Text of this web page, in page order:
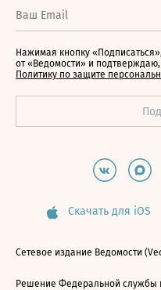
Нажимая кнопку
от «Ведомости» и
Политику по защите
Скачать для iOS
Сетевое издание Ведомости
Решение Федеральной службы